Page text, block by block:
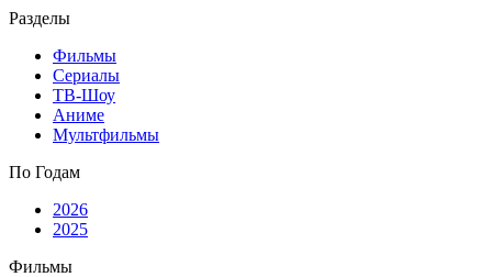
Разделы
Фильмы
Сериалы
ТВ-Шоу
Аниме
Мультфильмы
По Годам
2026
2025
Фильмы